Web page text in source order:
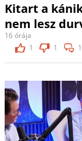
Kitart a
nem lesz
16 órája
1
1